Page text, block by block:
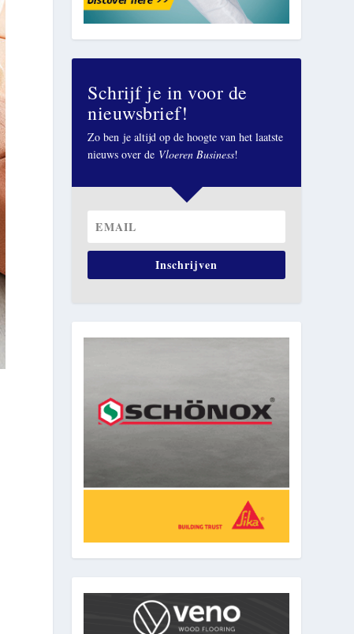
Schrijf je in voor de
nieuwsbrief!
Zo ben je altijd op de hoogte van het laatste
nieuws over de Vloeren Business!
Inschrijven